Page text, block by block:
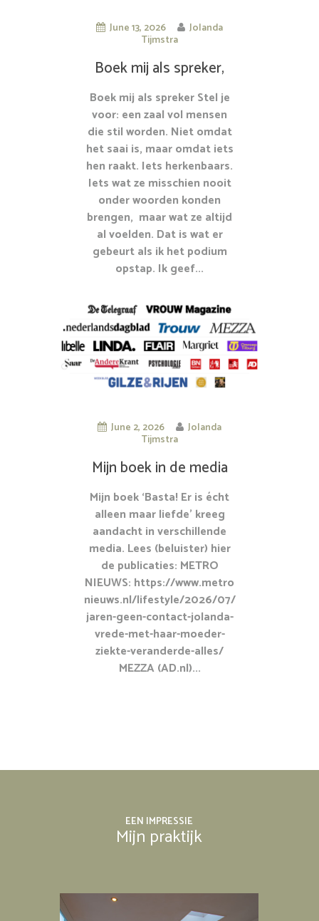
June 13, 2026 Jolanda
Tijmstra
Boek mij als spreker,
Jolanda Tijmstra
Boek mij als spreker Stel je
voor: een zaal vol mensen
die stil worden. Niet omdat
het saai is, maar omdat iets
hen raakt. Iets herkenbaars.
Iets wat ze misschien nooit
onder woorden konden
brengen, maar wat ze altijd
al voelden. Dat is wat er
gebeurt als ik het podium
opstap. Ik geef...
June 2, 2026 Jolanda
Tijmstra
Mijn boek in de media
Mijn boek ‘Basta! Er is écht
alleen maar liefde’ kreeg
aandacht in verschillende
media. Lees (beluister) hier
de publicaties: METRO
NIEUWS: https://www.metro
nieuws.nl/lifestyle/2026/07/
jaren-geen-contact-jolanda-
vrede-met-haar-moeder-
ziekte-veranderde-alles/
MEZZA (AD.nl)...
EEN IMPRESSIE
Mijn praktijk